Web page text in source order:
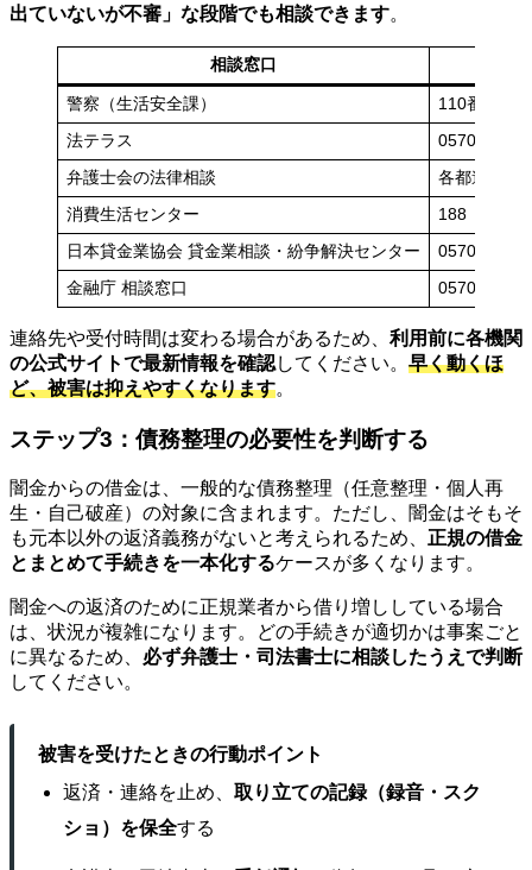
出ていないが不審」な段階でも相談できます。
相談窓口
警察（生活安全課） 110番／最
法テラス 0570-
弁護士会の法律相談 各都道府県
消費生活センター 188（局番
日本貸金業協会 貸金業相談・紛争解決センター 0570-051-
金融庁 相談窓口 0570-
連絡先や受付時間は変わる場合があるため、 利用前に各機関
の公式サイトで最新情報を確認してください。 早く動くほ
ど、被害は抑えやすくなります。
ステップ3：債務整理の必要性を判断する
闇金からの借金は、一般的な債務整理（任意整理・個人再
生・自己破産）の対象に含まれます。ただし、闇金はそもそ
も元本以外の返済義務がないと考えられるため、 正規の借金
とまとめて手続きを一本化するケースが多くなります。
闇金への返済のために正規業者から借り増ししている場合
は、状況が複雑になります。どの手続きが適切かは事案ごと
に異なるため、 必ず弁護士・司法書士に相談したうえで判断
してください。
被害を受けたときの行動ポイント
返済・連絡を止め、 取り立ての記録（録音・スク
ショ）を保全する